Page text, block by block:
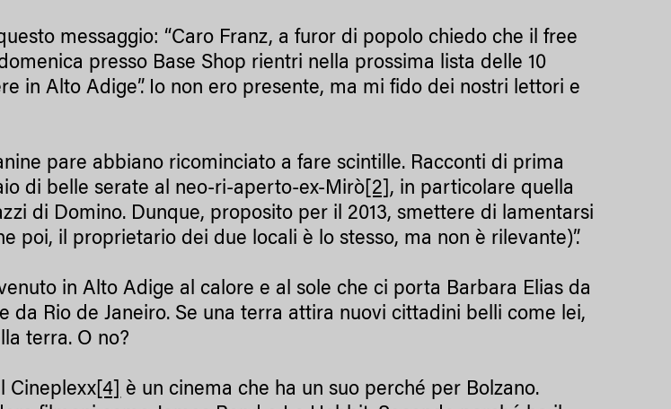
messaggio: “Caro Franz, a furor di popolo chiedo che il free
presso Base Shop rientri nella prossima lista delle 10
in Alto Adige”. Io non ero presente, ma mi fido dei nostri lettori e
pare abbiano ricominciato a fare scintille. Racconti di prima
di belle serate al neo-ri-aperto-ex-Mirò [2] , in particolare quella
di Domino. Dunque, proposito per il 2013, smettere di lamentarsi
poi, il proprietario dei due locali è lo stesso, ma non è rilevante)”.
in Alto Adige al calore e al sole che ci porta Barbara Elias da
da Rio de Janeiro. Se una terra attira nuovi cittadini belli come lei,
terra. O no?
Cineplexx [4]
è un cinema che ha un suo perché per Bolzano.